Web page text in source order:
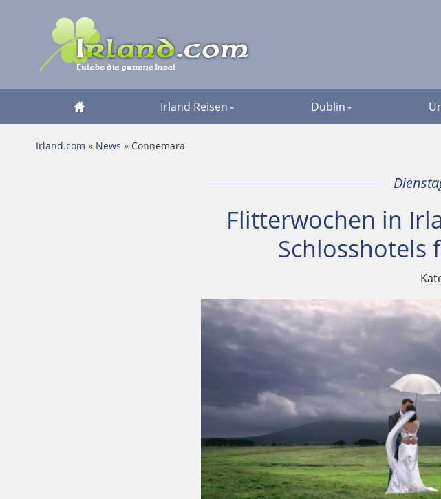
Irland Reisen Dublin
Irland.com » News » Connemara
Flitterwochen in
Schlosshotels